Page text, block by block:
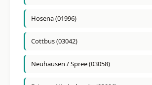
Hosena (01996)
Cottbus (03042)
Neuhausen / Spree (03058)